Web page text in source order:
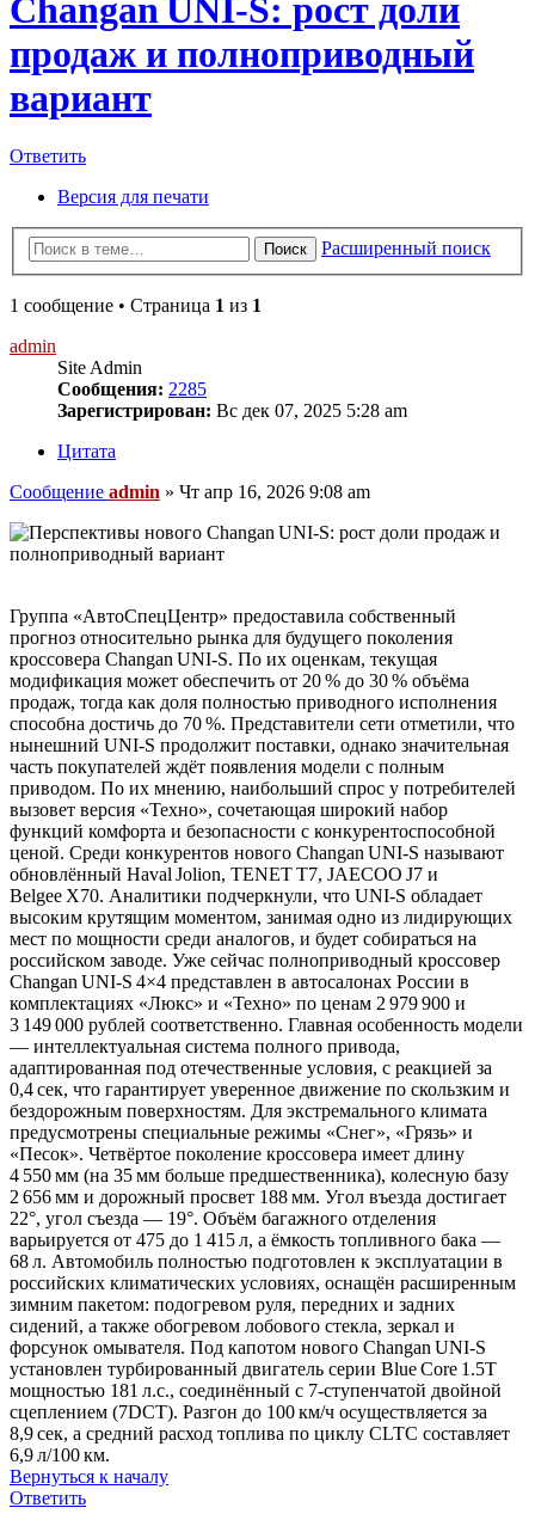
Changan UNI‑S: рост доли
продаж и полноприводный
вариант
Ответить
Версия для печати
Поиск Расширенный поиск
1 сообщение • Страница 1 из 1
admin
Site Admin
Сообщения: 2285
Зарегистрирован: Вс дек 07, 2025 5:28 am
Цитата
Сообщение admin » Чт апр 16, 2026 9:08 am
Группа «АвтоСпецЦентр» предоставила собственный
прогноз относительно рынка для будущего поколения
кроссовера Changan UNI‑S. По их оценкам, текущая
модификация может обеспечить от 20 % до 30 % объёма
продаж, тогда как доля полностью приводного исполнения
способна достичь до 70 %. Представители сети отметили, что
нынешний UNI‑S продолжит поставки, однако значительная
часть покупателей ждёт появления модели с полным
приводом. По их мнению, наибольший спрос у потребителей
вызовет версия «Техно», сочетающая широкий набор
функций комфорта и безопасности с конкурентоспособной
ценой. Среди конкурентов нового Changan UNI‑S называют
обновлённый Haval Jolion, TENET T7, JAECOO J7 и
Belgee X70. Аналитики подчеркнули, что UNI‑S обладает
высоким крутящим моментом, занимая одно из лидирующих
мест по мощности среди аналогов, и будет собираться на
российском заводе. Уже сейчас полноприводный кроссовер
Changan UNI‑S 4×4 представлен в автосалонах России в
комплектациях «Люкс» и «Техно» по ценам 2 979 900 и
3 149 000 рублей соответственно. Главная особенность модели
— интеллектуальная система полного привода,
адаптированная под отечественные условия, с реакцией за
0,4 сек, что гарантирует уверенное движение по скользким и
бездорожным поверхностям. Для экстремального климата
предусмотрены специальные режимы «Снег», «Грязь» и
«Песок». Четвёртое поколение кроссовера имеет длину
4 550 мм (на 35 мм больше предшественника), колесную базу
2 656 мм и дорожный просвет 188 мм. Угол въезда достигает
22°, угол съезда — 19°. Объём багажного отделения
варьируется от 475 до 1 415 л, а ёмкость топливного бака —
68 л. Автомобиль полностью подготовлен к эксплуатации в
российских климатических условиях, оснащён расширенным
зимним пакетом: подогревом руля, передних и задних
сидений, а также обогревом лобового стекла, зеркал и
форсунок омывателя. Под капотом нового Changan UNI‑S
установлен турбированный двигатель серии Blue Core 1.5T
мощностью 181 л.с., соединённый с 7‑ступенчатой двойной
сцеплением (7DCT). Разгон до 100 км/ч осуществляется за
8,9 сек, а средний расход топлива по циклу CLTC составляет
6,9 л/100 км.
Вернуться к началу
Ответить